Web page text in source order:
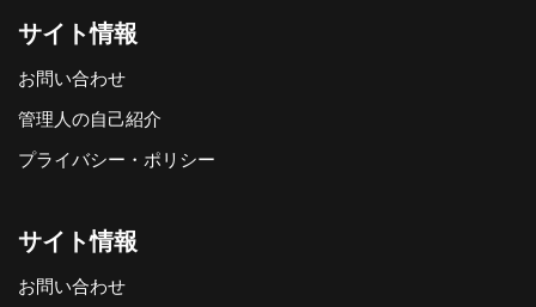
サイト情報
お問い合わせ
管理人の自己紹介
プライバシー・ポリシー
サイト情報
お問い合わせ